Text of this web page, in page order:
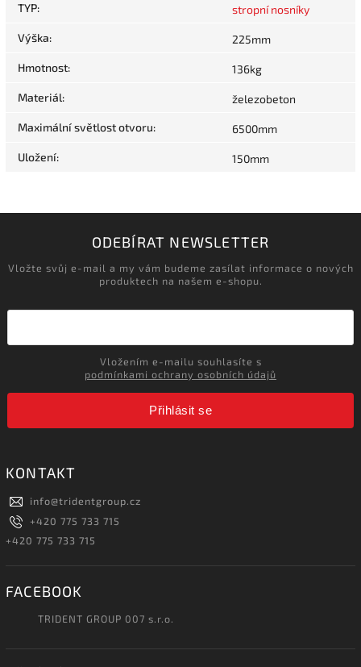
TYP: stropní nosníky
Výška: 225mm
Hmotnost: 136kg
Materiál: železobeton
Maximální světlost otvoru: 6500mm
Uložení: 150mm
ODEBÍRAT NEWSLETTER
Vložte svůj e-mail a my vám budeme zasílat informace o nových
produktech na našem e-shopu.
podmínkami ochrany osobních údajů
Přihlásit se
KONTAKT
info@tridentgroup.cz
+420 775 733 715
+420 775 733 715
FACEBOOK
TRIDENT GROUP 007 s.r.o.